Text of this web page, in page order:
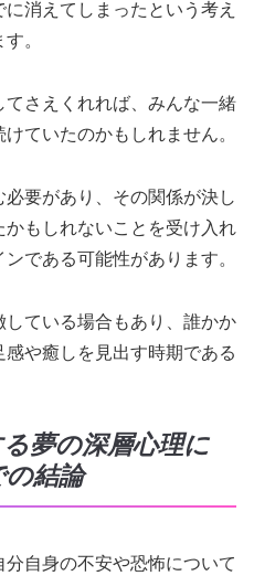
消えてしまったという考え
。
さえくれれば、みんな一緒
ていたのかもしれません。
要があり、その関係が決し
もしれないことを受け入れ
である可能性があります。
ている場合もあり、誰かか
や癒しを見出す時期である
夢の深層心理に
結論
自身の不安や恐怖について